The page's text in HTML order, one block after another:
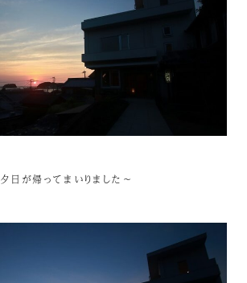
夕日が帰ってまいりました～